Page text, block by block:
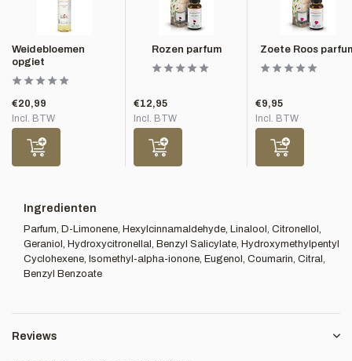
Weidebloemen
opgiet
€20,99
Incl. BTW
Rozen parfum
€12,95
Incl. BTW
Zoete Roos
€9,95
Incl. BTW
Ingredienten
Parfum, D-Limonene, Hexylcinnamaldehyde, Linalool, Citronellol,
Geraniol, Hydroxycitronellal, Benzyl Salicylate, Hydroxymethylpentyl
Cyclohexene, Isomethyl-alpha-ionone, Eugenol, Coumarin, Citral,
Benzyl Benzoate
Reviews